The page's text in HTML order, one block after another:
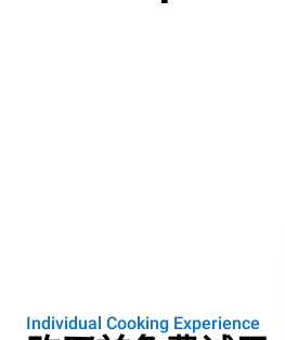
Individual Cooking Experience